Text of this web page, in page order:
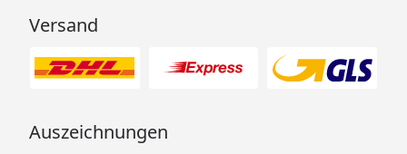
Versand
Auszeichnungen